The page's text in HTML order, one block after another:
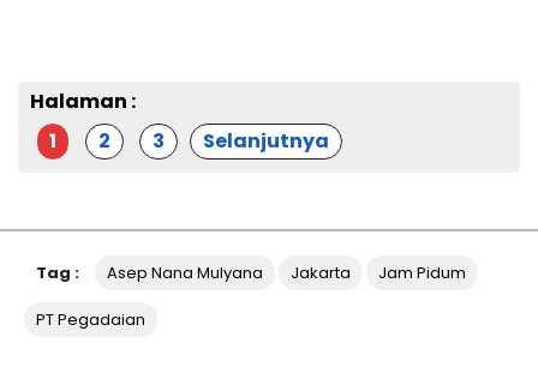
Halaman :
1
2 3 Selanjutnya
Tag : Asep Nana Mulyana Jakarta Jam Pidum
PT Pegadaian